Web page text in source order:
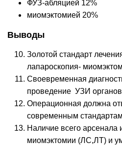
ФУЗ-абляцией 12%
миомэктомией 20%
Выводы
Золотой стандарт
лапароскопия-
Своевременная
проведение УЗИ органов
Операционная должна
современным
Наличие всего арсенала
миомэктомии (ЛС,ЛТ) и